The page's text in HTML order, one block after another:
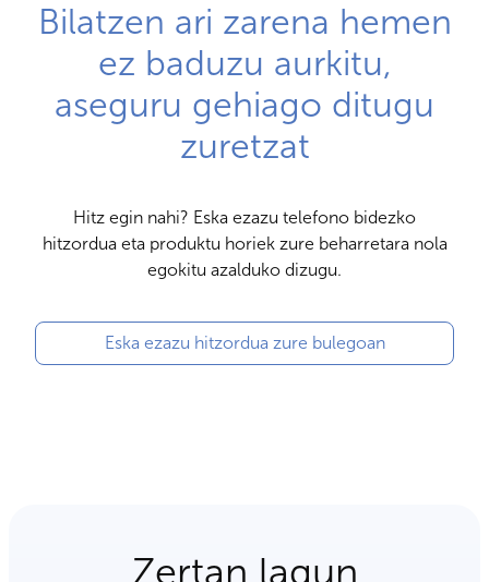
Bilatzen ari zarena hemen
ez baduzu aurkitu,
aseguru gehiago ditugu
zuretzat
Hitz egin nahi? Eska ezazu telefono bidezko
hitzordua eta produktu horiek zure beharretara nola
egokitu azalduko dizugu.
Eska ezazu hitzordua zure bulegoan
Zertan lagun